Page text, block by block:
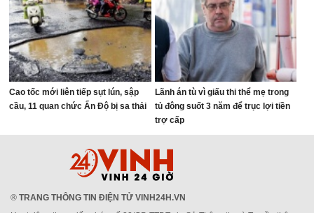
Cao tốc mới liên tiếp sụt lún, sập
cầu, 11 quan chức Ấn Độ bị sa thải
Lãnh án tù vì giấu thi thể mẹ trong
tủ đông suốt 3 năm để trục lợi tiền
trợ cấp
® TRANG THÔNG TIN ĐIỆN TỬ VINH24H.VN